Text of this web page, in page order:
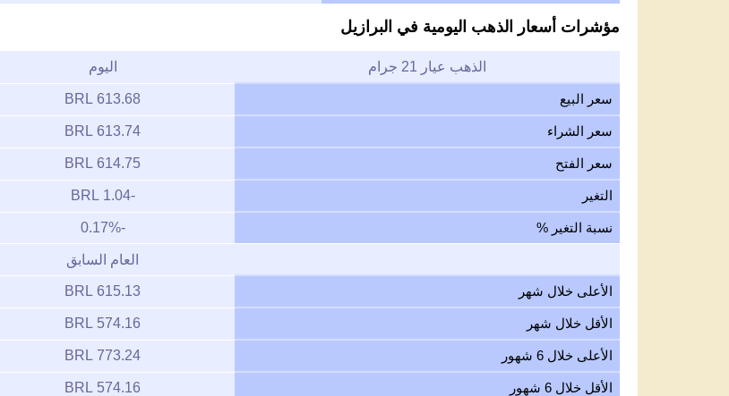
مؤشرات أسعار الذهب اليومية في البرازيل
الذهب عيار 21 جرام اليوم
سعر البيع 613.68 BRL
سعر الشراء 613.74 BRL
سعر الفتح 614.75 BRL
التغير -1.04 BRL
نسبة التغير % -0.17%
العام السابق
الأعلى خلال شهر 615.13 BRL
الأقل خلال شهر 574.16 BRL
الأعلى خلال 6 شهور 773.24 BRL
الأقل خلال 6 شهور 574.16 BRL